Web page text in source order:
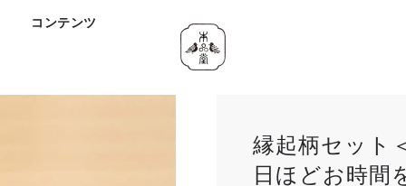
コンテンツ
縁起柄セッ
日ほどお時間